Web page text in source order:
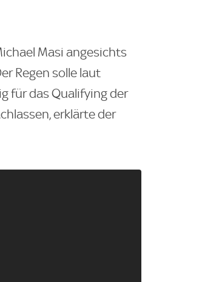
Masi angesichts
Regen solle laut
für das Qualifying der
erklärte der